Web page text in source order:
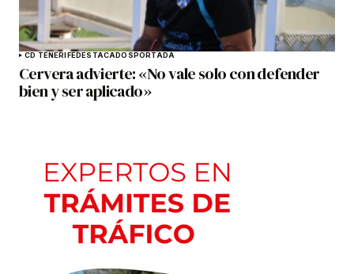
CD TENERIFEDESTACADOSPORTADA
Cervera advierte: «No vale solo con defender
bien y ser aplicado»